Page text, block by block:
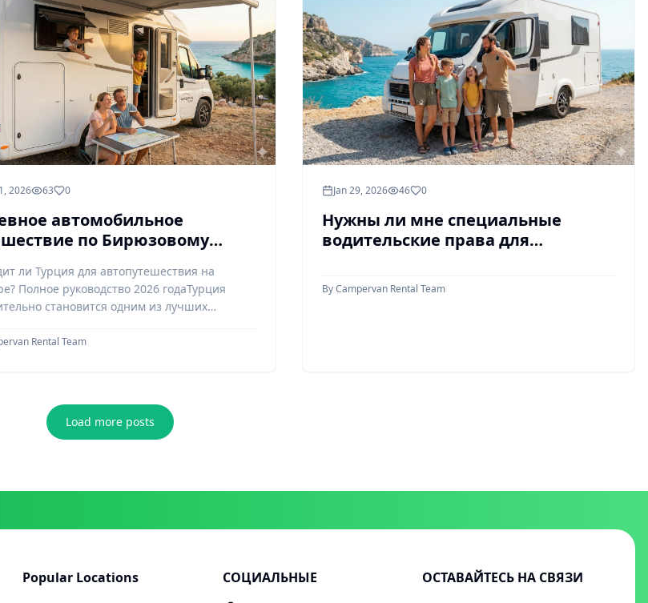
2026 63 0
автомобильное
по Бирюзовому
автодомов в Турции
2026 года
ли Турция для автопутешествия на
Полное руководство 2026 годаТурция
становится одним из лучших
Rental Team
Jan 29, 2026 46 0
Нужны ли мне специальные
водительские права для
ByCampervan Rental Team
Load more posts
Popular Locations СОЦИАЛЬНЫЕ ОСТАВАЙТЕСЬ НА СВЯЗИ